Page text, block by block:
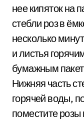
нее кипяток на
стебли роз в
несколько
и листья
бумажным
Нижняя часть
горячей воды,
поместите розы